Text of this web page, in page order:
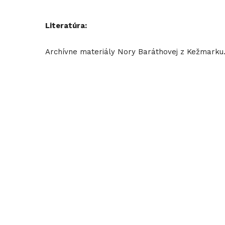
Literatúra:
Archívne materiály Nory Baráthovej z Kežmarku.